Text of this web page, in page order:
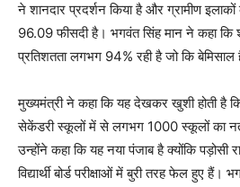
ने शानदार प्रदर्शन किया है और ग्रामीण
96.09 फीसदी है। भगवंत सिंह मान ने कहा कि
प्रतिशतता लगभग 94% रही है जो कि बेमिसाल
मुख्यमंत्री ने कहा कि यह देखकर खुशी होती है
सेकेंडरी स्कूलों में से लगभग 1000 स्कूलों का
उन्होंने कहा कि यह नया पंजाब है क्योंकि पड़ोसी
विद्यार्थी बोर्ड परीक्षाओं में बुरी तरह फेल हुए हैं।